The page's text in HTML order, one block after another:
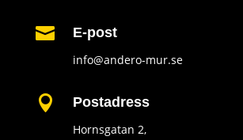
 E-post
info@andero-mur.se
 Postadress
Hornsgatan 2,